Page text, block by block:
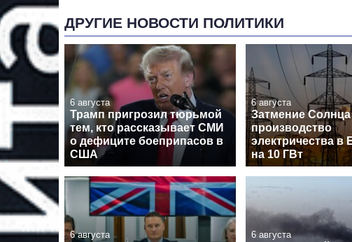
ДРУГИЕ НОВОСТИ ПОЛИТИКИ
6 августа
Трамп пригрозил тюрьмой
тем, кто рассказывает СМИ
о дефиците боеприпасов в
США
6 августа
Затмение Солнца
производство
электричества в
на 10 ГВт
6 августа 6 августа